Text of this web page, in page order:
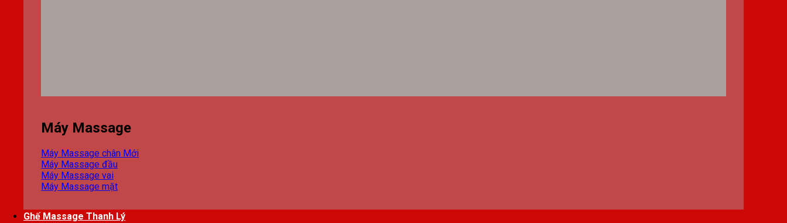
Máy Massage
Máy Massage chân
Máy Massage đầu
Máy Massage vai
Máy Massage mặt
Ghế Massage Thanh Lý